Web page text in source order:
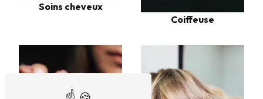
Soins cheveux
Coiffeuse